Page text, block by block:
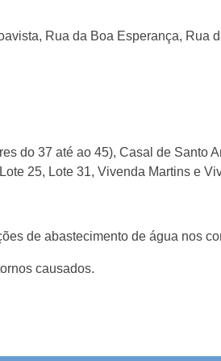
Rua da Boa Esperança, Rua
do 37 até ao 45), Casal de Santo
25, Lote 31, Vivenda Martins e
de abastecimento de água nos
causados.